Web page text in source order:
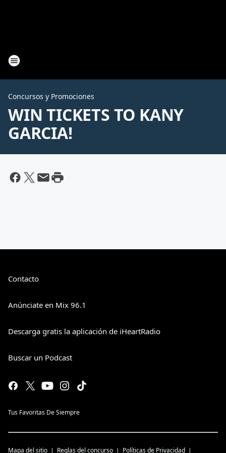
Concursos y Promociones
WIN TICKETS TO KANY
GARCIA!
Contacto
Anúnciate en Mix 96.1
Descarga gratis la aplicación de iHeartRadio
Buscar un Podcast
Tus Favoritas De Siempre
Mapa del sitio Reglas del concurso Políticas de Privacidad